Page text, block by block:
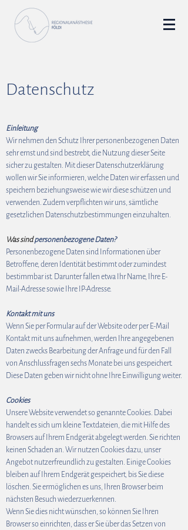
Datenschutz
Einleitung
Wir nehmen den Schutz Ihrer personenbezogenen Daten
sehr ernst und sind bestrebt, die Nutzung dieser Seite
sicher zu gestalten. Mit dieser Datenschutzerklärung
wollen wir Sie informieren, welche Daten wir erfassen und
speichern beziehungsweise wie wir diese schützen und
verwenden. Zudem verpflichten wir uns, sämtliche
gesetzlichen Datenschutzbestimmungen einzuhalten.
Was sindpersonenbezogene Daten?
Personenbezogene Daten sind Informationen über
Betroffene, deren Identität bestimmt oder zumindest
bestimmbar ist. Darunter fallen etwa Ihr Name, Ihre E-
Mail-Adresse sowie Ihre IP-Adresse.
Kontakt mit uns
Wenn Sie per Formular auf der Website oder per E-Mail
Kontakt mit uns aufnehmen, werden Ihre angegebenen
Daten zwecks Bearbeitung der Anfrage und für den Fall
von Anschlussfragen sechs Monate bei uns gespeichert.
Diese Daten geben wir nicht ohne Ihre Einwilligung weiter.
Cookies
Unsere Website verwendet so genannte Cookies. Dabei
handelt es sich um kleine Textdateien, die mit Hilfe des
Browsers auf Ihrem Endgerät abgelegt werden. Sie richten
keinen Schaden an. Wir nutzen Cookies dazu, unser
Angebot nutzerfreundlich zu gestalten. Einige Cookies
bleiben auf Ihrem Endgerät gespeichert, bis Sie diese
löschen. Sie ermöglichen es uns, Ihren Browser beim
nächsten Besuch wiederzuerkennen.
Wenn Sie dies nicht wünschen, so können Sie Ihren
Browser so einrichten, dass er Sie über das Setzen von